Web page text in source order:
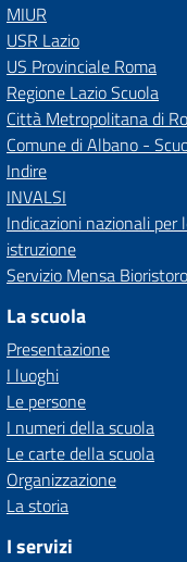
MIUR
USR Lazio
US Provinciale Roma
Regione Lazio Scuola
Città Metropolitana di
Comune di Albano -
Indire
INVALSI
Indicazioni nazionali per
istruzione
Servizio Mensa Bioristoro
La scuola
Presentazione
I luoghi
Le persone
I numeri della scuola
Le carte della scuola
Organizzazione
La storia
I servizi